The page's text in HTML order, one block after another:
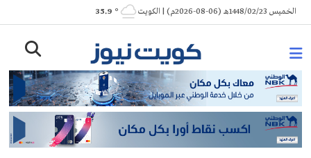
Skip
to
الخميس 1448/02/23هـ (06-08-2026م) | الكويت ° 35.9